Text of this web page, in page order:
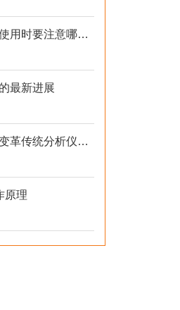
称重传感器多个并联使用时要注意哪些？
最新进展
智能氧化锆分析仪：变革传统分析仪技术的仪器
原理